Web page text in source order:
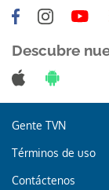
Descubre
Gente TVN
Términos de uso
Contáctenos